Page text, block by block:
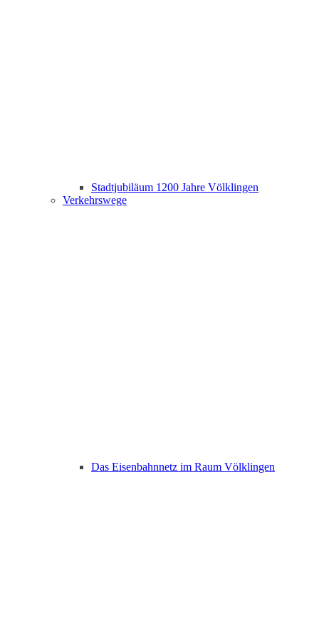
Stadtjubiläum 1200 Jahre Völklingen
Verkehrswege
Das Eisenbahnnetz im Raum Völklingen